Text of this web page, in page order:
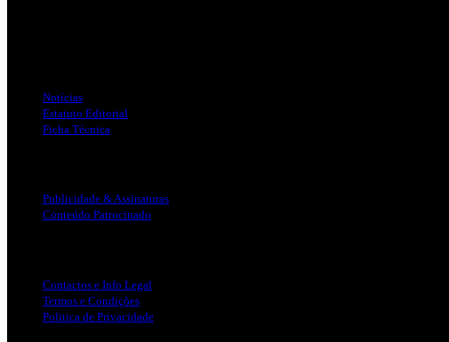
Notícias
Estatuto Editorial
Ficha Técnica
Publicidade & Assinaturas
Conteúdo Patrocinado
Contactos e Info Legal
Termos e Condições
Politica de Privacidade